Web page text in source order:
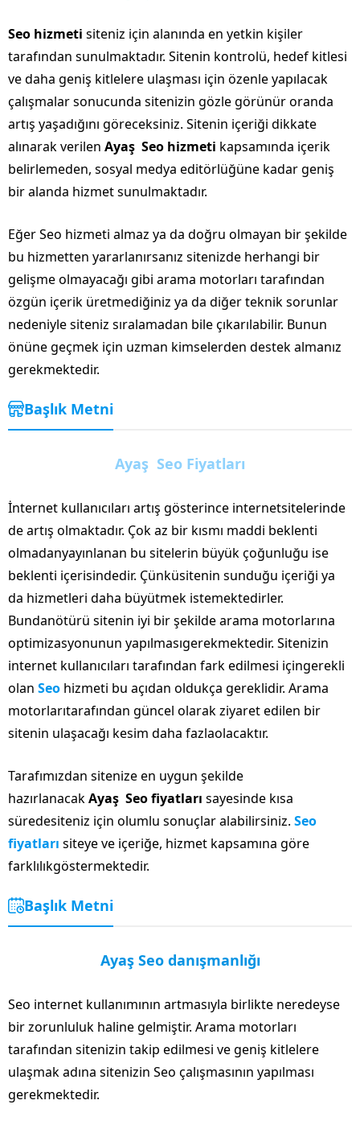
Seo hizmeti siteniz için alanında en yetkin kişiler
tarafından sunulmaktadır. Sitenin kontrolü, hedef kitlesi
ve daha geniş kitlelere ulaşması için özenle yapılacak
çalışmalar sonucunda sitenizin gözle görünür oranda
artış yaşadığını göreceksiniz. Sitenin içeriği dikkate
alınarak verilen Ayaş Seo hizmeti kapsamında içerik
belirlemeden, sosyal medya editörlüğüne kadar geniş
bir alanda hizmet sunulmaktadır.
Eğer Seo hizmeti almaz ya da doğru olmayan bir şekilde
bu hizmetten yararlanırsanız sitenizde herhangi bir
gelişme olmayacağı gibi arama motorları tarafından
özgün içerik üretmediğiniz ya da diğer teknik sorunlar
nedeniyle siteniz sıralamadan bile çıkarılabilir. Bunun
önüne geçmek için uzman kimselerden destek almanız
gerekmektedir.
Başlık Metni
Ayaş Seo Fiyatları
İnternet kullanıcıları artış gösterince internetsitelerinde
de artış olmaktadır. Çok az bir kısmı maddi beklenti
olmadanyayınlanan bu sitelerin büyük çoğunluğu ise
beklenti içerisindedir. Çünküsitenin sunduğu içeriği ya
da hizmetleri daha büyütmek istemektedirler.
Bundanötürü sitenin iyi bir şekilde arama motorlarına
optimizasyonunun yapılmasıgerekmektedir. Sitenizin
internet kullanıcıları tarafından fark edilmesi içingerekli
olan Seo hizmeti bu açıdan oldukça gereklidir. Arama
motorlarıtarafından güncel olarak ziyaret edilen bir
sitenin ulaşacağı kesim daha fazlaolacaktır.
Tarafımızdan sitenize en uygun şekilde
hazırlanacakAyaş Seo fiyatları sayesinde kısa
süredesiteniz için olumlu sonuçlar alabilirsiniz. Seo
fiyatları siteye ve içeriğe, hizmet kapsamına göre
farklılıkgöstermektedir.
Başlık Metni
Ayaş Seo danışmanlığı
Seo internet kullanımının artmasıyla birlikte neredeyse
bir zorunluluk haline gelmiştir. Arama motorları
tarafından sitenizin takip edilmesi ve geniş kitlelere
ulaşmak adına sitenizin Seo çalışmasının yapılması
gerekmektedir.